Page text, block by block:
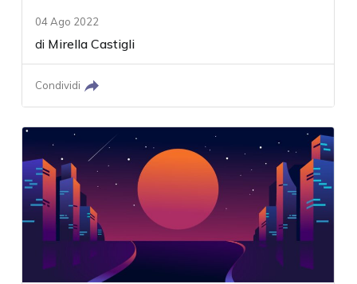
04 Ago 2022
di Mirella Castigli
Condividi